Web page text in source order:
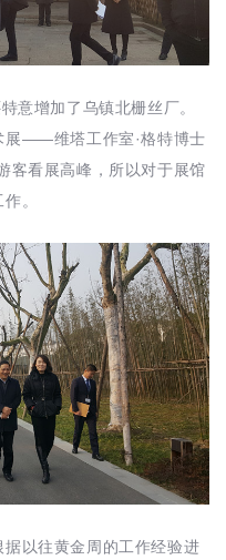
意增加了乌镇北栅丝厂。
展——维塔工作室·格特博士
客看展高峰，所以对于展馆
。
以往黄金周的工作经验进